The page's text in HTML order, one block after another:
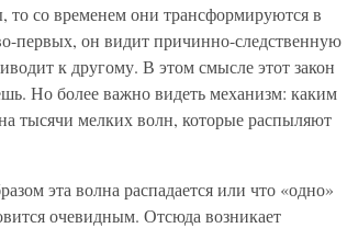
то со временем они трансформируются в
первых, он видит причинно-следственную
к другому. В этом смысле этот закон
Но более важно видеть механизм: каким
тысячи мелких волн, которые распыляют
эта волна распадается или что «одно»
очевидным. Отсюда возникает